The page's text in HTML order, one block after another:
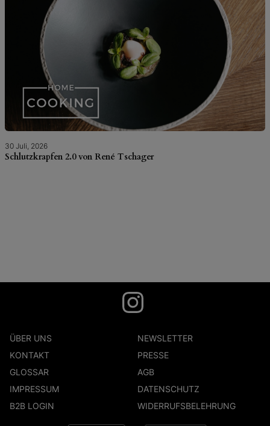
30 Juli, 2026
Schlutzkrapfen 2.0 von René Tschager
ÜBER UNS
NEWSLETTER
KONTAKT
PRESSE
GLOSSAR
AGB
IMPRESSUM
DATENSCHUTZ
B2B LOGIN
WIDERRUFSBELEHRUNG